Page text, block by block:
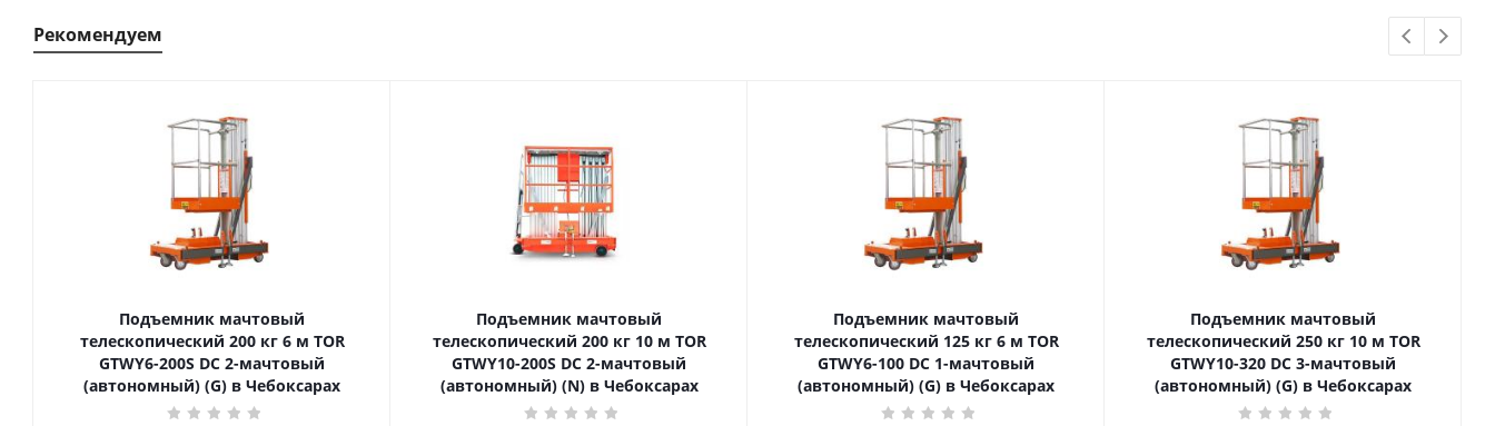
Рекомендуем
Подъемник мачтовый
телескопический 200 кг 6 м TOR
GTWY6-200S DC 2-мачтовый
(автономный) (G) в Чебоксарах
Подъемник мачтовый
телескопический 200 кг 10 м TOR
GTWY10-200S DC 2-мачтовый
(автономный) (N) в Чебоксарах
Подъемник мачтовый
телескопический 125 кг 6 м TOR
GTWY6-100 DC 1-мачтовый
(автономный) (G) в Чебоксарах
Подъемник мачтовый
телескопический 250 кг 10 м TOR
GTWY10-320 DC 3-мачтовый
(автономный) (G) в Чебоксарах